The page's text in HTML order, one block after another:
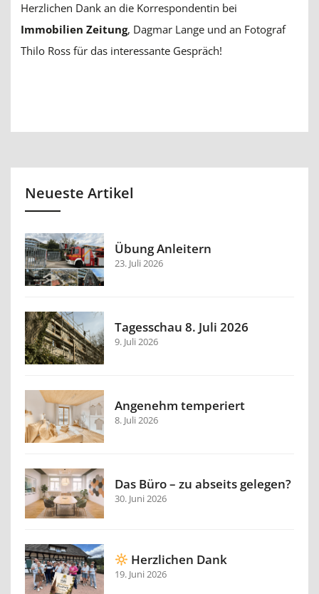
Herzlichen Dank an die Korrespondentin bei
Immobilien Zeitung, Dagmar Lange und an Fotograf
Thilo Ross für das interessante Gespräch!
Neueste Artikel
Übung Anleitern
23. Juli 2026
Tagesschau 8. Juli 2026
9. Juli 2026
Angenehm temperiert
8. Juli 2026
Das Büro – zu abseits gelegen?
30. Juni 2026
Herzlichen Dank
19. Juni 2026